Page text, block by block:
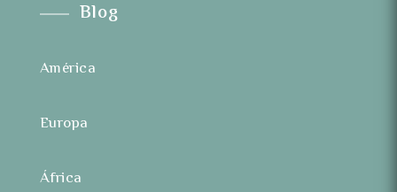
Blog
América
Europa
África